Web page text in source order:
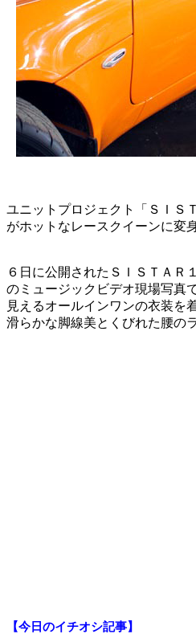
ユニットプロジェクト「ＳＩＳ
がホットなレースクイーンに変
６日に公開されたＳＩＳＴＡＲ
のミュージックビデオ現場写真
見えるオールインワンの衣装を
滑らかな脚線美とくびれた腰の
【今日のイチオシ記事】